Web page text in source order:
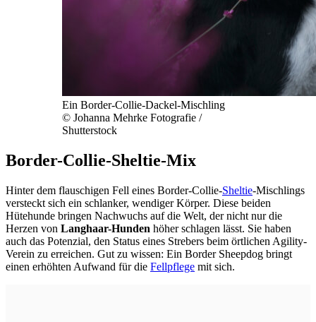
Ein Border-Collie-Dackel-Mischling
© Johanna Mehrke Fotografie /
Shutterstock
Border-Collie-Sheltie-Mix
Hinter dem flauschigen Fell eines Border-Collie-Sheltie-Mischlings
versteckt sich ein schlanker, wendiger Körper. Diese beiden
Hütehunde bringen Nachwuchs auf die Welt, der nicht nur die
Herzen von Langhaar-Hunden höher schlagen lässt. Sie haben
auch das Potenzial, den Status eines Strebers beim örtlichen Agility-
Verein zu erreichen. Gut zu wissen: Ein Border Sheepdog bringt
einen erhöhten Aufwand für die Fellpflege mit sich.